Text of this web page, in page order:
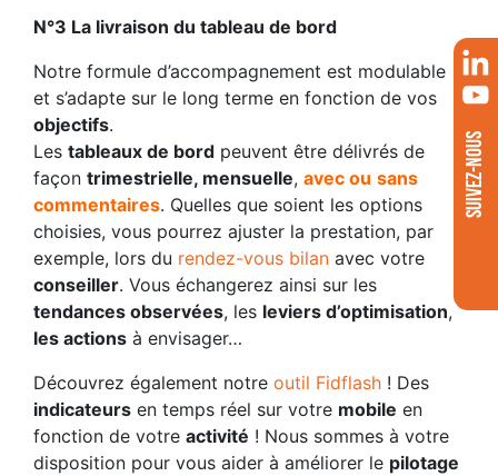
N°3 La livraison du tableau de bord
Notre formule d’accompagnement est modulable
et s’adapte sur le long terme en fonction de vos
objectifs.
Les tableaux de bord peuvent être délivrés de
façon trimestrielle, mensuelle, avec ou sans
commentaires. Quelles que soient les options
choisies, vous pourrez ajuster la prestation, par
exemple, lors du rendez-vous bilan avec votre
conseiller. Vous échangerez ainsi sur les
tendances observées, les leviers d’optimisation,
les actions à envisager…
Découvrez également notre outil Fidflash ! Des
indicateurs en temps réel sur votre mobile en
fonction de votre activité ! Nous sommes à votre
disposition pour vous aider à améliorer le pilotage
SUIVEZ-NOUS